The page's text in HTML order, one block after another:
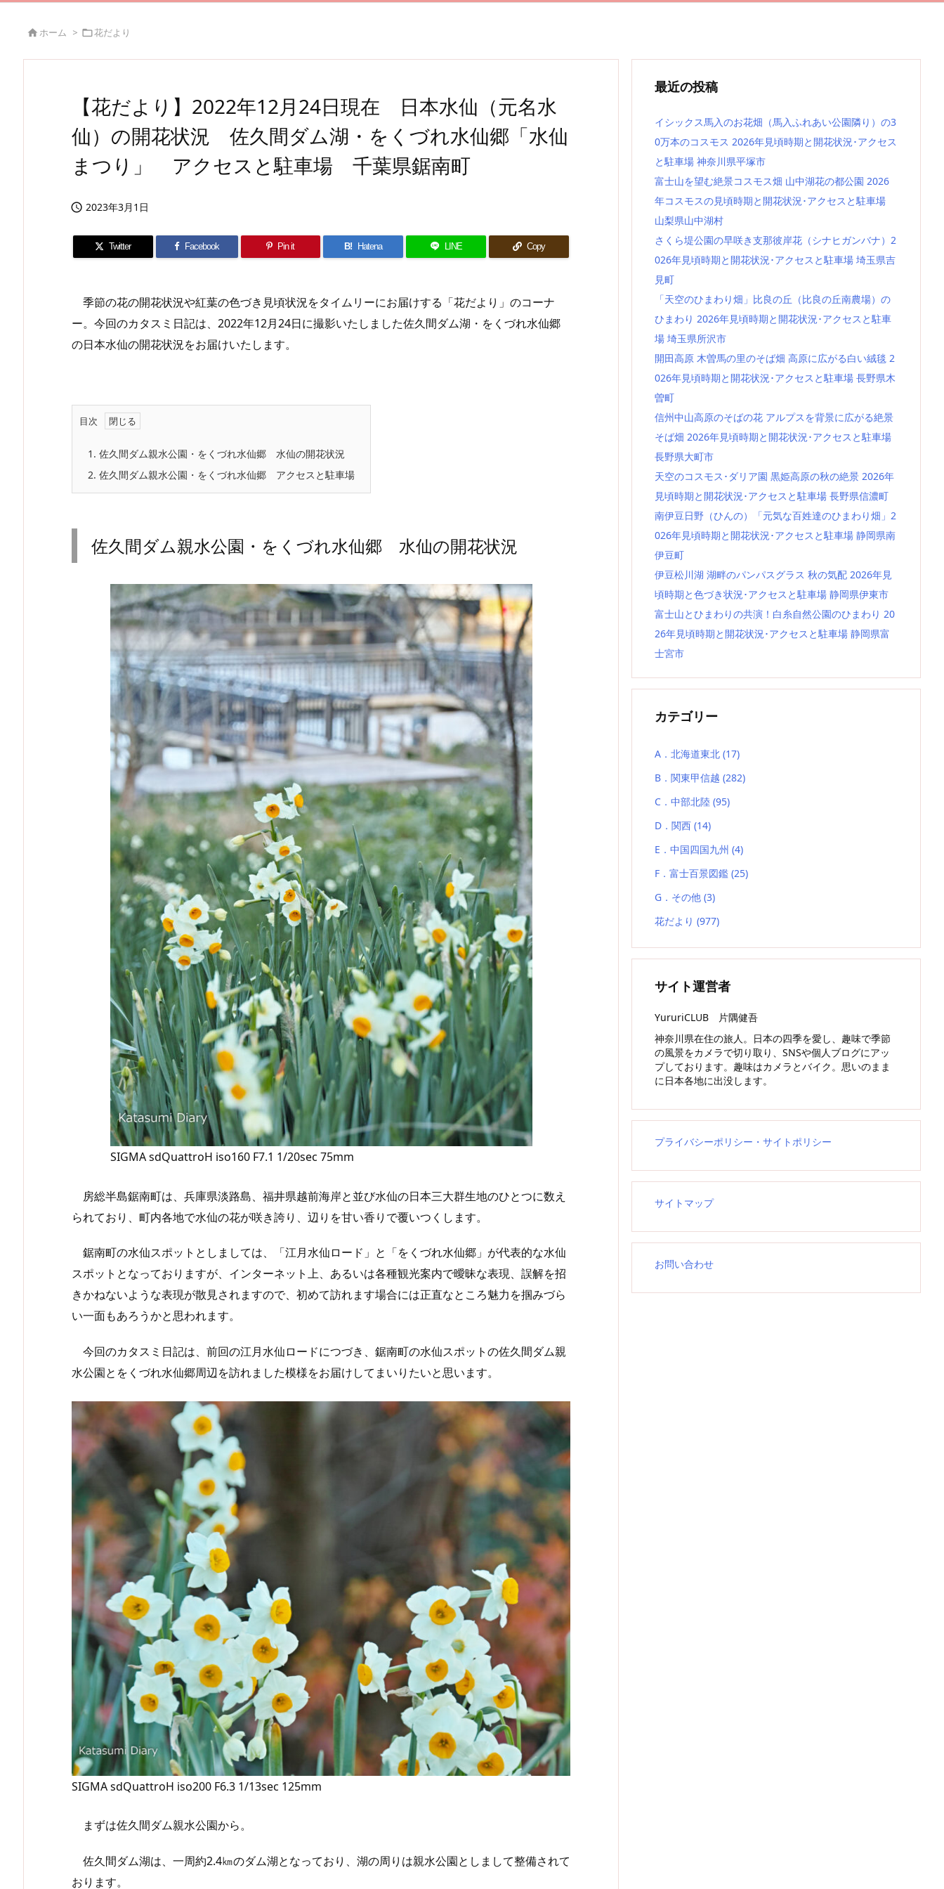
 ホーム > 花だより
【花だより】2022年12月24日現在 日本水仙（元名水
仙）の開花状況 佐久間ダム湖・をくづれ水仙郷「水仙
まつり」 アクセスと駐車場 千葉県鋸南町
 2023年3月1日
Twitter Facebook Pin it B! Hatena LINE Copy
季節の花の開花状況や紅葉の色づき見頃状況をタイムリーにお届けする「花だより」のコーナ
ー。今回のカタスミ日記は、2022年12月24日に撮影いたしました佐久間ダム湖・をくづれ水仙郷
の日本水仙の開花状況をお届けいたします。
目次
1. 佐久間ダム親水公園・をくづれ水仙郷 水仙の開花状況
2. 佐久間ダム親水公園・をくづれ水仙郷 アクセスと駐車場
佐久間ダム親水公園・をくづれ水仙郷 水仙の開花状況
SIGMA sdQuattroH iso160 F7.1 1/20sec 75mm
房総半島鋸南町は、兵庫県淡路島、福井県越前海岸と並び水仙の日本三大群生地のひとつに数え
られており、町内各地で水仙の花が咲き誇り、辺りを甘い香りで覆いつくします。
鋸南町の水仙スポットとしましては、「江月水仙ロード」と「をくづれ水仙郷」が代表的な水仙
スポットとなっておりますが、インターネット上、あるいは各種観光案内で曖昧な表現、誤解を招
きかねないような表現が散見されますので、初めて訪れます場合には正直なところ魅力を掴みづら
い一面もあろうかと思われます。
今回のカタスミ日記は、前回の江月水仙ロードにつづき、鋸南町の水仙スポットの佐久間ダム親
水公園とをくづれ水仙郷周辺を訪れました模様をお届けしてまいりたいと思います。
SIGMA sdQuattroH iso200 F6.3 1/13sec 125mm
まずは佐久間ダム親水公園から。
佐久間ダム湖は、一周約2.4㎞のダム湖となっており、湖の周りは親水公園としまして整備されて
おります。
最近の投稿
イシックス馬入のお花畑（馬入ふれあい公園隣り）の3
0万本のコスモス 2026年見頃時期と開花状況･アクセス
と駐車場 神奈川県平塚市
富士山を望む絶景コスモス畑 山中湖花の都公園 2026
年コスモスの見頃時期と開花状況･アクセスと駐車場
山梨県山中湖村
さくら堤公園の早咲き支那彼岸花（シナヒガンバナ）2
026年見頃時期と開花状況･アクセスと駐車場 埼玉県吉
見町
「天空のひまわり畑」比良の丘（比良の丘南農場）の
ひまわり 2026年見頃時期と開花状況･アクセスと駐車
場 埼玉県所沢市
開田高原 木曽馬の里のそば畑 高原に広がる白い絨毯 2
026年見頃時期と開花状況･アクセスと駐車場 長野県木
曽町
信州中山高原のそばの花 アルプスを背景に広がる絶景
そば畑 2026年見頃時期と開花状況･アクセスと駐車場
長野県大町市
天空のコスモス･ダリア園 黒姫高原の秋の絶景 2026年
見頃時期と開花状況･アクセスと駐車場 長野県信濃町
南伊豆日野（ひんの）「元気な百姓達のひまわり畑」2
026年見頃時期と開花状況･アクセスと駐車場 静岡県南
伊豆町
伊豆松川湖 湖畔のパンパスグラス 秋の気配 2026年見
頃時期と色づき状況･アクセスと駐車場 静岡県伊東市
富士山とひまわりの共演！白糸自然公園のひまわり 20
26年見頃時期と開花状況･アクセスと駐車場 静岡県富
士宮市
カテゴリー
A．北海道東北 (17)
B．関東甲信越 (282)
C．中部北陸 (95)
D．関西 (14)
E．中国四国九州 (4)
F．富士百景図鑑 (25)
G．その他 (3)
花だより (977)
サイト運営者
YururiCLUB 片隅健吾
神奈川県在住の旅人。日本の四季を愛し、趣味で季節
の風景をカメラで切り取り、SNSや個人ブログにアッ
プしております。趣味はカメラとバイク。思いのまま
に日本各地に出没します。
プライバシーポリシー・サイトポリシー
サイトマップ
お問い合わせ